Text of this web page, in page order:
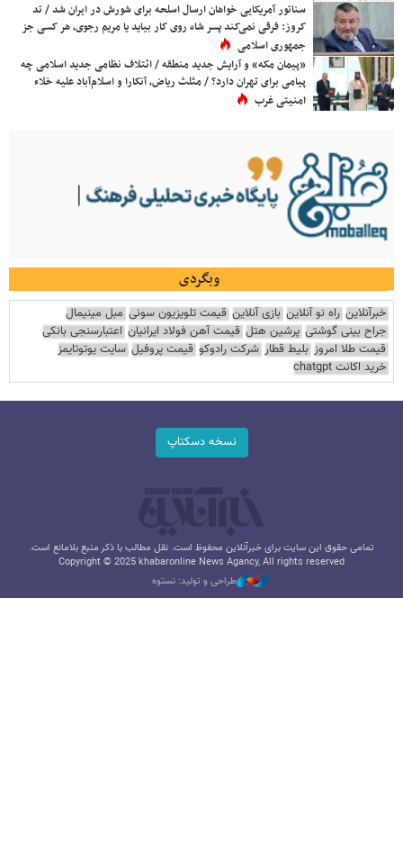
سناتور آمریکایی خواهان ارسال اسلحه برای شورش در ایران شد / تد
کروز: فرقی نمی‌کند پسر شاه روی کار بیاید یا مریم رجوی، هر کسی جز
جمهوری اسلامی
«پیمان مکه» و آرایش جدید منطقه / ائتلاف نظامی جدید اسلامی چه
پیامی برای تهران دارد؟ / مثلث ریاض، آنکارا و اسلام‌آباد علیه خلاء
امنیتی غرب
وبگردی
خبرآنلاین راه نو آنلاین بازی آنلاین قیمت تلویزیون سونی مبل مینیمال
جراح بینی گوشتی پرشین هتل قیمت آهن فولاد ایرانیان اعتبارسنجی بانکی
قیمت طلا امروز بلیط قطار شرکت رادوکو قیمت پروفیل سایت یوتوتایمز
خرید اکانت chatgpt
نسخه دسکتاپ
تمامی حقوق این سایت برای خبرآنلاین محفوظ است. نقل مطالب با ذکر منبع بلامانع است.
Copyright © 2025 khabaronline News Agancy, All rights reserved
طراحی و تولید: نستوه